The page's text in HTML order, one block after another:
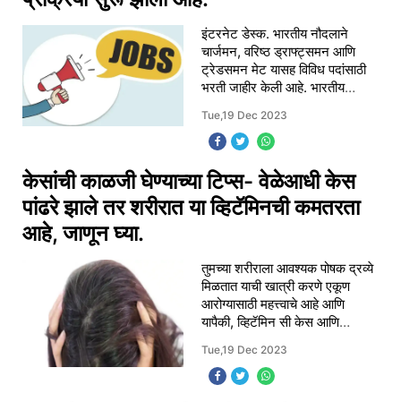
इंटरनेट डेस्क. भारतीय नौदलाने
चार्जमन, वरिष्ठ ड्राफ्ट्समन आणि
ट्रेडसमन मेट यासह विविध पदांसाठी
भरती जाहीर केली आहे. भारतीय
ऑनलाइन नोंदणी प्रक्रिया आजपासून
सुरू झाली
Tue,19 Dec 2023
केसांची काळजी घेण्याच्या टिप्स- वेळेआधी केस
पांढरे झाले तर शरीरात या व्हिटॅमिनची कमतरता
आहे, जाणून घ्या.
तुमच्या शरीराला आवश्यक पोषक द्रव्ये
मिळतात याची खात्री करणे एकूण
आरोग्यासाठी महत्त्वाचे आहे आणि
यापैकी, व्हिटॅमिन सी केस आणि
अपर्याप्त व्हिटॅमिन सी पातळीमुळे केस
अकाली
Tue,19 Dec 2023